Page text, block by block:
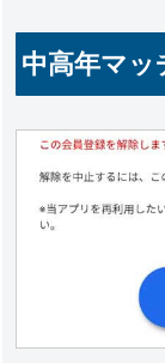
中高年マッ